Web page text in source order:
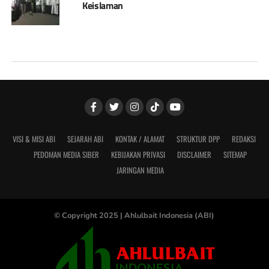
Keislaman
VISI & MISI ABI SEJARAH ABI KONTAK / ALAMAT STRUKTUR DPP
REDAKSI
PEDOMAN MEDIA SIBER
KEBIJAKAN PRIVASI DISCLAIMER
SITEMAP
JARINGAN MEDIA
© Copyright 2025 | Ahlulbait Indonesia (ABI)